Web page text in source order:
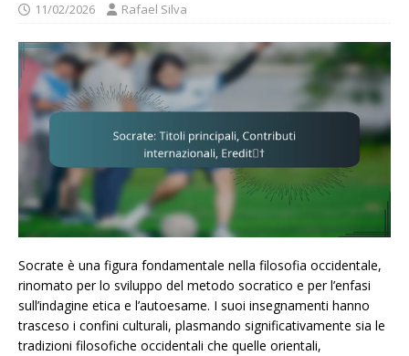
11/02/2026 Rafael Silva
Socrate è una figura fondamentale nella filosofia occidentale,
rinomato per lo sviluppo del metodo socratico e per l’enfasi
sull’indagine etica e l’autoesame. I suoi insegnamenti hanno
trasceso i confini culturali, plasmando significativamente sia le
tradizioni filosofiche occidentali che quelle orientali,